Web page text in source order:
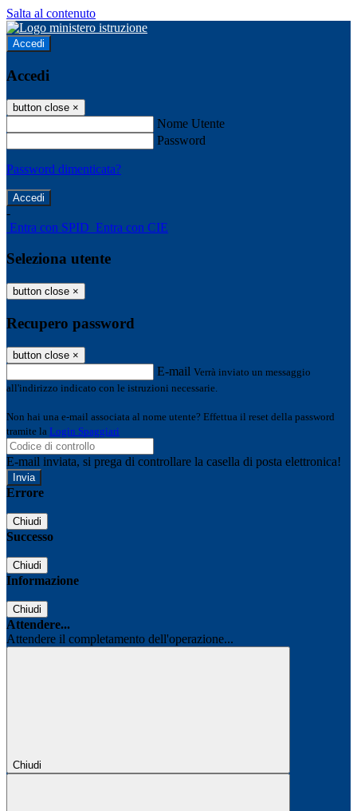
Salta al contenuto
Accedi
Accedi
button close ×
Nome Utente
Password
Password dimenticata?
-
Entra con SPID Entra con CIE
Seleziona utente
button close ×
Recupero password
button close ×
E-mail Verrà inviato un messaggio
all'indirizzo indicato con le istruzioni necessarie.
Non hai una e-mail associata al nome utente? Effettua il reset della password
tramite la Login Spaggiari
E-mail inviata, si prega di controllare la casella di posta elettronica!
Errore
Chiudi
Successo
Chiudi
Informazione
Chiudi
Attendere...
Attendere il completamento dell'operazione...
Chiudi